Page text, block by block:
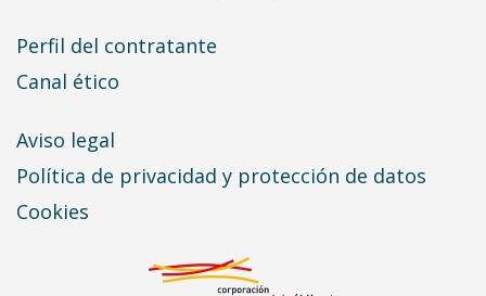
Perfil del contratante
Canal ético
Aviso legal
Política de privacidad y protección de datos
Cookies